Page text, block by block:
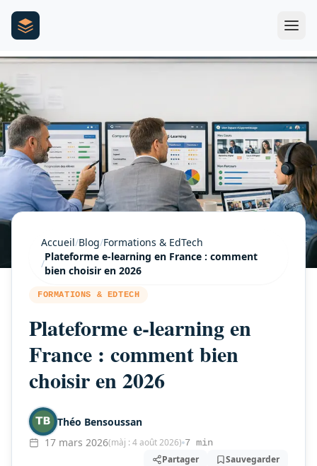
Accueil/Blog/Formations & EdTech
/
Plateforme e-learning en France : comment
bien choisir en 2026
FORMATIONS & EDTECH
Plateforme e-learning en
France : comment bien
choisir en 2026
Théo Bensoussan
17 mars 2026(màj : 4 août 2026) 7 min
Partager Sauvegarder